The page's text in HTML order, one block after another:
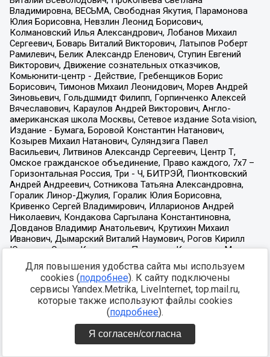
Для повышения удобства сайта мы используем
cookies (подробнее). К сайту подключены
сервисы Yandex.Metrika, LiveInternet, top.mail.ru,
которые также используют файлы cookies
(подробнее).
Я согласен/согласна